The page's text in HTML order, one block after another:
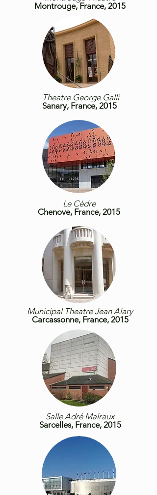
Montrouge, France, 2015
Theatre George Galli
Sanary, France, 2015
Le Cèdre
Chenove, France, 2015
Municipal Theatre Jean Alary
Carcassonne, France, 2015
Salle Adré Malraux
Sarcelles, France, 2015